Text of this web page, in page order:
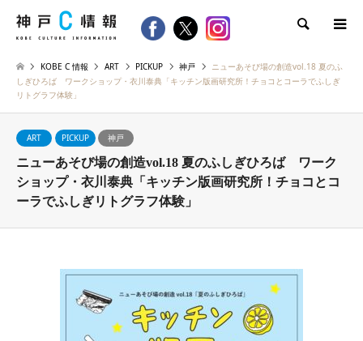
検索
KOBE C 情報 ART PICKUP 神戸
ニューあそび場の創造vol.18 夏のふ
しぎひろば ワークショップ・衣川泰典「キッチン版画研究所！チョコとコーラでふしぎ
リトグラフ体験」
ART PICKUP 神戸
ニューあそび場の創造vol.18 夏のふしぎひろば ワーク
ショップ・衣川泰典「キッチン版画研究所！チョコとコ
ーラでふしぎリトグラフ体験」